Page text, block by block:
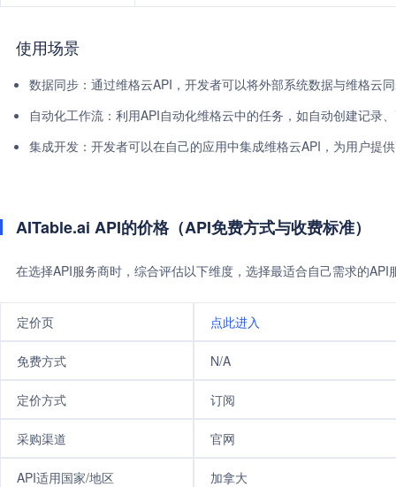
使用场景
数据同步：通过维格云API，开发者可以将外部系统数据与维格云
自动化工作流：利用API自动化维格云中的任务，如自动创建记录
集成开发：开发者可以在自己的应用中集成维格云API，为用户提
AITable.ai API的价格（API免费方式与收费标准）
在选择API服务商时，综合评估以下维度，选择最适合自己需求的
定价页 点此进入
免费方式 N/A
定价方式 订阅
采购渠道 官网
API适用国家/地区 加拿大